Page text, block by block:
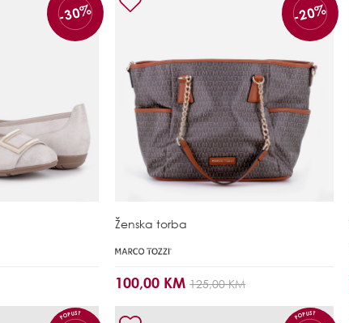
-30% -20%
Ženska torba
100,00 KM 125,00 KM
POPUST POPUST